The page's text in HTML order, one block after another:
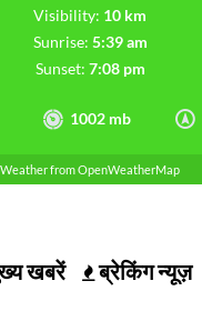
1002 mb
Visibility: 10 km
Sunrise: 5:39 am
Sunset: 7:08 pm
Weather from OpenWeatherMap
खबरें ब्रेकिंग न्यूज़